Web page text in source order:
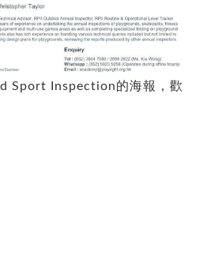
Sport Inspection的海報，歡